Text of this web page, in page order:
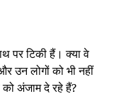
पर टिकी हैं। क्या वे
उन लोगों को भी नहीं
अंजाम दे रहे हैं?